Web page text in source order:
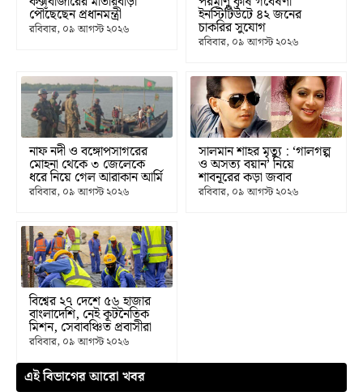
পৌঁছেছেন প্রধানমন্ত্রী
রবিবার, ০৯ আগস্ট ২০২৬
ইনস্টিটিউটে ৪২ জনের
চাকরির সুযোগ
রবিবার, ০৯ আগস্ট ২০২৬
নাফ নদী ও বঙ্গোপসাগরের
মোহনা থেকে ৩ জেলেকে
ধরে নিয়ে গেল আরাকান আর্মি
রবিবার, ০৯ আগস্ট ২০২৬
সালমান শাহর মৃত্যু : ‘গালগল্প
ও অসত্য বয়ান’ নিয়ে
শাবনূরের কড়া জবাব
রবিবার, ০৯ আগস্ট ২০২৬
বিশ্বের ২৭ দেশে ৫৬ হাজার
বাংলাদেশি, নেই কূটনৈতিক
মিশন, সেবাবঞ্চিত প্রবাসীরা
রবিবার, ০৯ আগস্ট ২০২৬
এই বিভাগের আরো খবর